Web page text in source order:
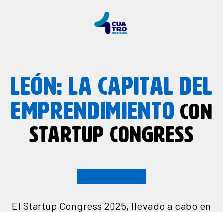
LEÓN: LA CAPITAL DEL
EMPRENDIMIENTO CON
STARTUP CONGRESS
El Startup Congress 2025, llevado a cabo en